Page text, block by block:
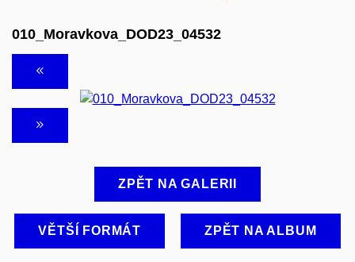
010_Moravkova_DOD23_04532
ZPĚT NA GALERII
VĚTŠÍ FORMÁT ZPĚT NA ALBUM